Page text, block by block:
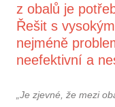
z obalů je
Řešit s
nejméně
neefektivní a
„Je zjevné, že mezi